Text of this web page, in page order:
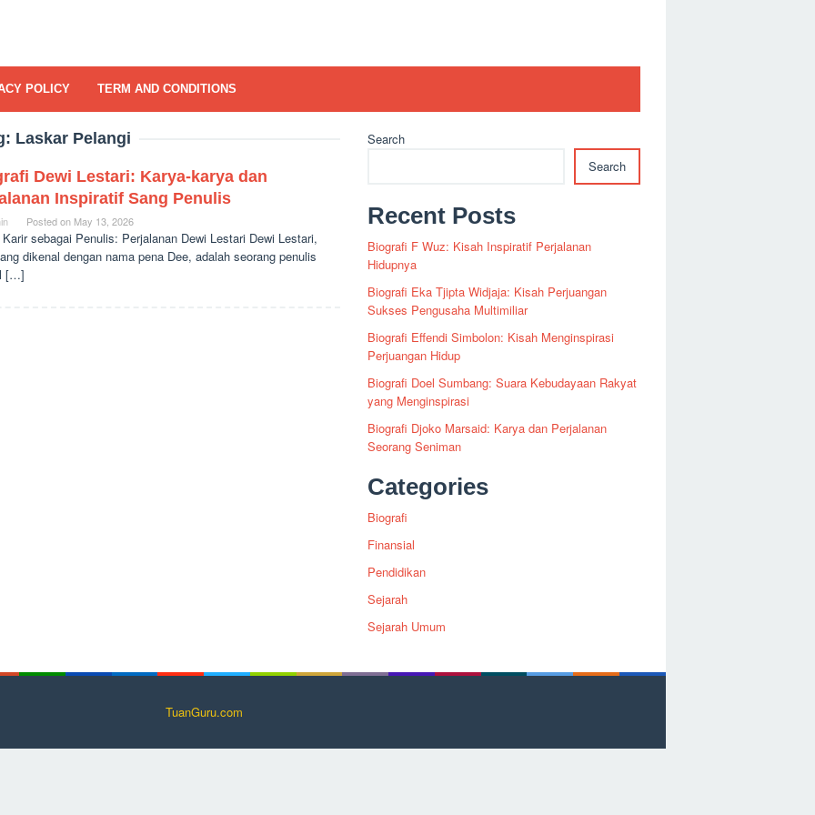
POLICY TERM AND CONDITIONS
Laskar Pelangi
Dewi Lestari: Karya-karya dan
Inspiratif Sang Penulis
Posted on May 13, 2026
sebagai Penulis: Perjalanan Dewi Lestari Dewi Lestari,
dikenal dengan nama pena Dee, adalah seorang penulis
[…]
Search
Search
Recent Posts
Biografi F Wuz: Kisah Inspiratif Perjalanan
Hidupnya
Biografi Eka Tjipta Widjaja: Kisah Perjuangan
Sukses Pengusaha Multimiliar
Biografi Effendi Simbolon: Kisah Menginspirasi
Perjuangan Hidup
Biografi Doel Sumbang: Suara Kebudayaan Rakyat
yang Menginspirasi
Biografi Djoko Marsaid: Karya dan Perjalanan
Seorang Seniman
Categories
Biografi
Finansial
Pendidikan
Sejarah
Sejarah Umum
TuanGuru.com